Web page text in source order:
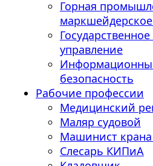
Горная
управление
безопасность
Рабочие профессии
Медицинский
Маляр судовой
Машинист крана
Слесарь КИПиА